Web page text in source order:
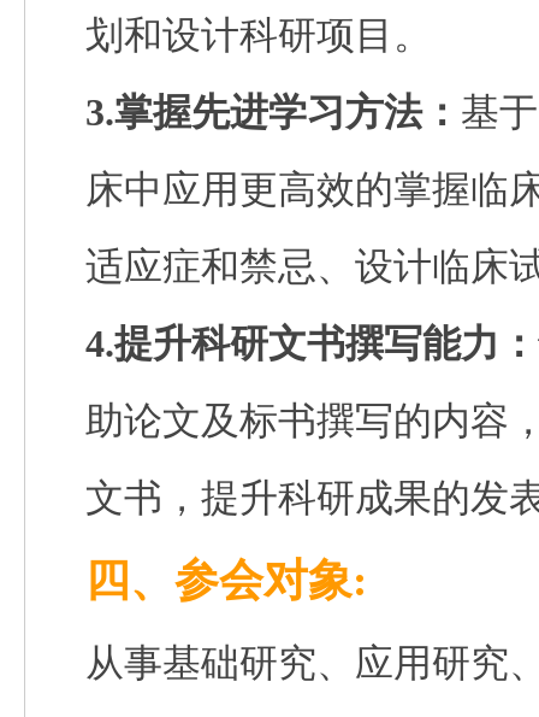
划和设计科研项目。
3.掌握先进学习方法： 基
床中应用更高效的掌握临
适应症和禁忌、设计临床
4.提升科研文书撰写能力：
助论文及标书撰写的内容
文书，提升科研成果的发
四、参会对象:
从事基础研究、应用研究